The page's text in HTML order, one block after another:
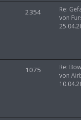
2354
Re:
von
1075
Re:
von